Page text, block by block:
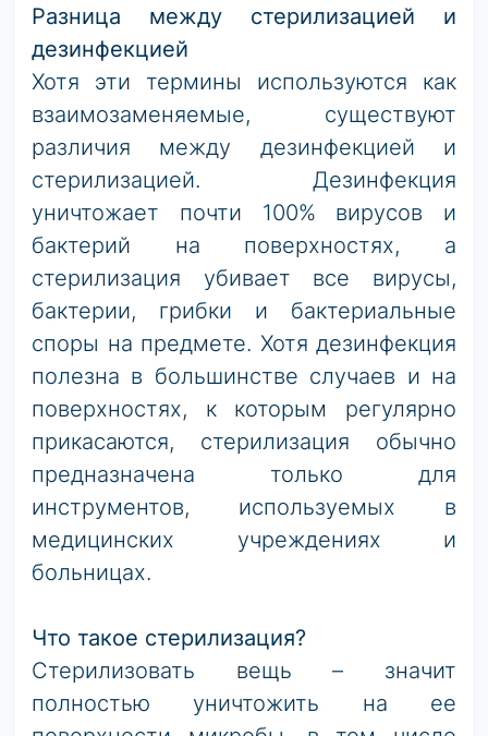
Разница между стерилизацией и
дезинфекцией
Хотя эти термины используются как
взаимозаменяемые, существуют
различия между дезинфекцией и
стерилизацией. Дезинфекция
уничтожает почти 100% вирусов и
бактерий на поверхностях, а
стерилизация убивает все вирусы,
бактерии, грибки и бактериальные
споры на предмете. Хотя дезинфекция
полезна в большинстве случаев и на
поверхностях, к которым регулярно
прикасаются, стерилизация обычно
предназначена только для
инструментов, используемых в
медицинских учреждениях и
больницах.
Что такое стерилизация?
Стерилизовать вещь – значит
полностью уничтожить на ее